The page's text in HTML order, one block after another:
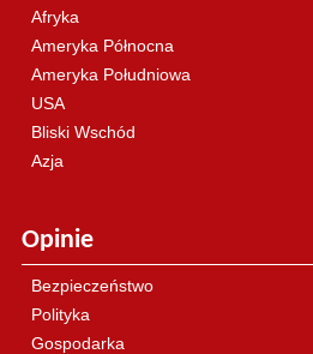
Afryka
Ameryka Północna
Ameryka Południowa
USA
Bliski Wschód
Azja
Opinie
Bezpieczeństwo
Polityka
Gospodarka